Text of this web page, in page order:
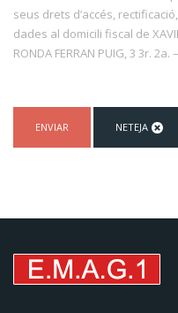
seus drets d’accés,
dades al domicili fiscal de
RONDA FERRAN PUIG, 3 3r. 2a.